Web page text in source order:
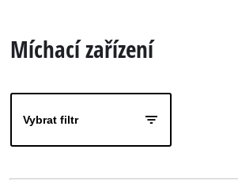
Míchací zařízení
Vybrat filtr